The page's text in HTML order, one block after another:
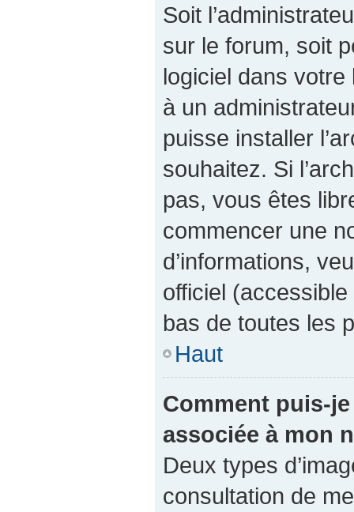
Soit
sur le forum, soit
logiciel dans
à un
puisse installer
souhaitez. Si
pas, vous êtes
commencer une
d’informations,
officiel
bas de toutes les
Haut
Comment puis-
associée à mon
Deux types
consultation de